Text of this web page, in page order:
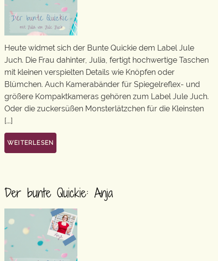
Heute widmet sich der Bunte Quickie dem Label Jule
Juch. Die Frau dahinter, Julia, fertigt hochwertige Taschen
mit kleinen verspielten Details wie Knöpfen oder
Blümchen. Auch Kamerabänder für Spiegelreflex- und
größere Kompaktkameras gehören zum Label Jule Juch.
Oder die zuckersüßen Monsterlätzchen für die Kleinsten
[...]
WEITERLESEN
Der bunte Quickie: Anja